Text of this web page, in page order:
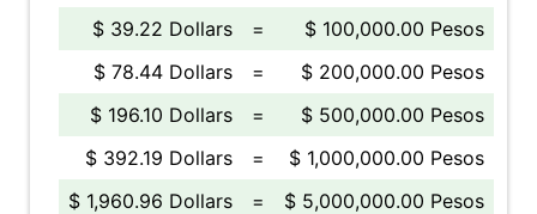
$ 39.22 Dollars
=
$ 100,000.00 Pesos
$ 78.44 Dollars
=
$ 200,000.00 Pesos
$ 196.10 Dollars
=
$ 500,000.00 Pesos
$ 392.19 Dollars
=
$ 1,000,000.00 Pesos
$ 1,960.96 Dollars
= $ 5,000,000.00 Pesos